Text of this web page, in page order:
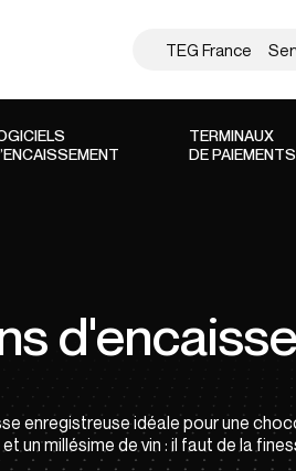
TEG France
TERMINAUX
DE
enregistreuse idéale pour une
un millésime de vin : il faut de la